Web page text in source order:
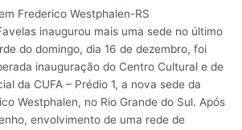
Frederico Westphalen-RS
inaugurou mais uma sede no último
do domingo, dia 16 de dezembro, foi
inauguração do Centro Cultural e de
da CUFA – Prédio 1, a nova sede da
Westphalen, no Rio Grande do Sul. Após
envolvimento de uma rede de